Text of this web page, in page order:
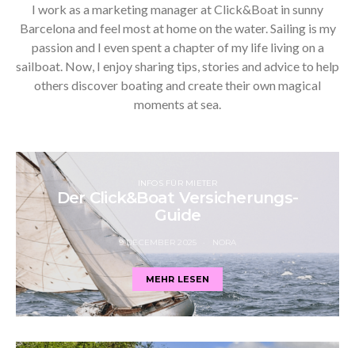
I work as a marketing manager at Click&Boat in sunny
Barcelona and feel most at home on the water. Sailing is my
passion and I even spent a chapter of my life living on a
sailboat. Now, I enjoy sharing tips, stories and advice to help
others discover boating and create their own magical
moments at sea.
INFOS FÜR MIETER
Der Click&Boat Versicherungs-
Guide
9 DECEMBER 2025 NORA
MEHR LESEN